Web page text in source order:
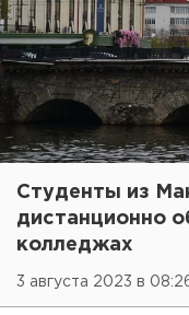
Студенты из
дистанционно
колледжах
3 августа 2023 в